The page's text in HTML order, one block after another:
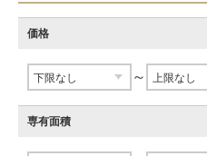
価格
～
専有面積